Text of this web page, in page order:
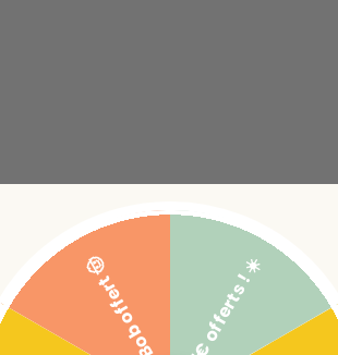
5€ offerts ! ☀️
Bob offert 🤠